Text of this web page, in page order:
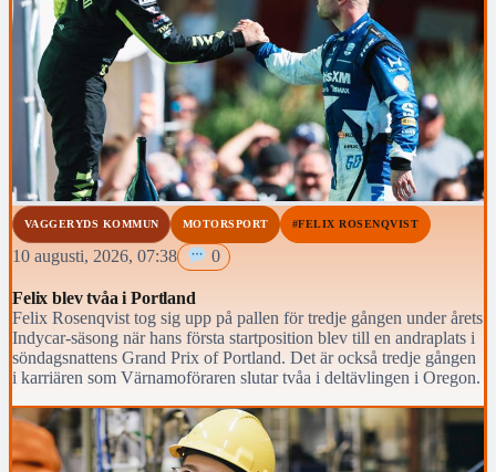
VAGGERYDS KOMMUN MOTORSPORT #FELIX ROSENQVIST
10 augusti, 2026, 07:38 0
Felix blev tvåa i Portland
Felix Rosenqvist tog sig upp på pallen för tredje gången under årets
Indycar-säsong när hans första startposition blev till en andraplats i
söndagsnattens Grand Prix of Portland. Det är också tredje gången
i karriären som Värnamoföraren slutar tvåa i deltävlingen i Oregon.